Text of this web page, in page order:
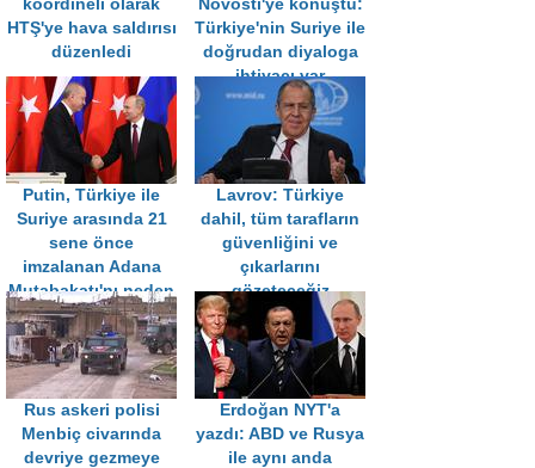
koordineli olarak
HTŞ'ye hava saldırısı
düzenledi
Novosti'ye konuştu:
Türkiye'nin Suriye ile
doğrudan diyaloga
ihtiyacı var
Putin, Türkiye ile
Suriye arasında 21
sene önce
imzalanan Adana
Mutabakatı'nı neden
gündeme getirdi?
Lavrov: Türkiye
dahil, tüm tarafların
güvenliğini ve
çıkarlarını
gözeteceğiz
Rus askeri polisi
Menbiç civarında
devriye gezmeye
Erdoğan NYT'a
yazdı: ABD ve Rusya
ile aynı anda